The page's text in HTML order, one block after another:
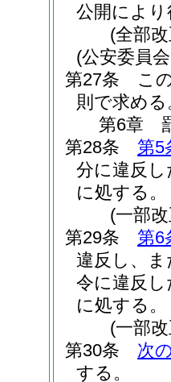
公開によ
(全部
(公安委員
第27条
こ
則で求める
第6章
第28条
第5
分に違反
に処する。
(一部
第29条
第6
違反し、ま
令に違反
に処する。
(一部
第30条
次
する。